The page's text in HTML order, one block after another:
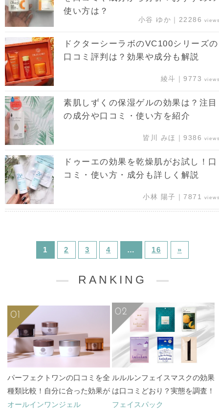
使い方は？
小谷 ゆか｜22286
ドクターシーラボのVC100シリーズの
口コミ評判は？効果や成分も解説
綾斗｜9773
素肌しずくの保湿ゲルの効果は？注目
の成分や口コミ・使い方を紹介
皆川 みほ｜9386
ドゥーエの効果を乾燥肌がお試し！口
コミ・使い方・成分も詳しく解説
小林 陽子｜7871
1 2 3 4 … 16 »
RANKING
パーフェクトワンの口コミを全
種類比較！自分に合った効果が
あるのはどれ？
オールインワンジェル
ルルルンフェイスマスクの効果
は口コミどおり？実態を調査！
フェイスパック